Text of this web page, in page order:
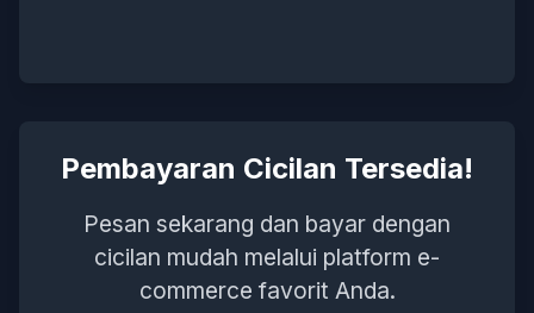
Pembayaran Cicilan Tersedia!
Pesan sekarang dan bayar dengan
cicilan mudah melalui platform e-
commerce favorit Anda.